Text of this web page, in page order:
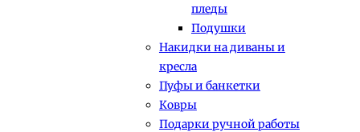
пледы
Подушки
Накидки на диваны и
кресла
Пуфы и банкетки
Ковры
Подарки ручной работы